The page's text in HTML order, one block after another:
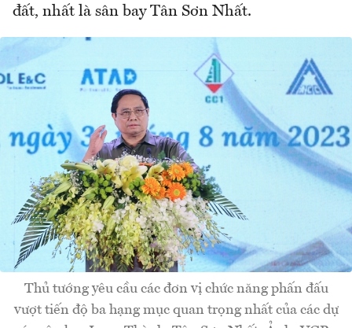
đất, nhất là sân bay Tân Sơn Nhất.
Thủ tướng yêu cầu các đơn vị chức năng phấn đấu
vượt tiến độ ba hạng mục quan trọng nhất của các dự